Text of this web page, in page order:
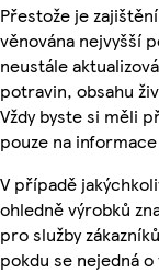
Přestože je
věnována nejvyšší
neustále
potravin, obsahu
Vždy byste si měli
pouze na
V případě
ohledně výrobků
pro služby
pokdu se nejedná